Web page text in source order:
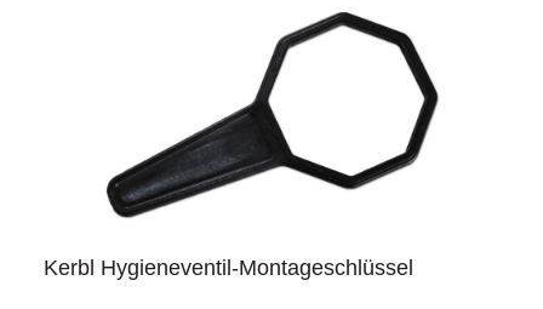
Kerbl Hygieneventil-Montageschlüssel